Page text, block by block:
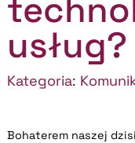
usług?
Kategoria:
Bohaterem naszej